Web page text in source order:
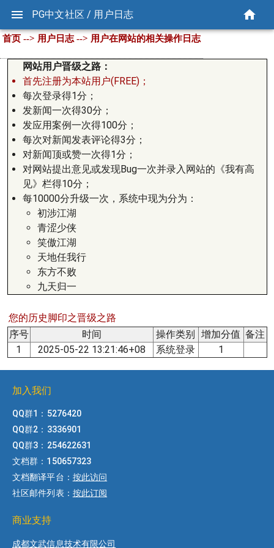
PG中文社区 / 用户日志
首页 --> 用户日志 --> 用户在网站的相关操作日志
网站用户晋级之路：
首先注册为本站用户(FREE)；
每次登录得1分；
发新闻一次得30分；
发应用案例一次得100分；
每次对新闻发表评论得3分；
对新闻顶或赞一次得1分；
对网站提出意见或发现Bug一次并录入网站的《我有高
见》栏得10分；
每10000分升级一次，系统中现为分为：
初涉江湖
青涩少侠
笑傲江湖
天地任我行
东方不败
九天归一
您的历史脚印之晋级之路
序号
时间 操作类别 增加分值 备注
1
2025-05-22 13:21:46+08 系统登录 1
加入我们
QQ群1：5276420
QQ群2：3336901
QQ群3：254622631
文档群：150657323
文档翻译平台： 按此访问
社区邮件列表： 按此订阅
商业支持
成都文武信息技术有限公司